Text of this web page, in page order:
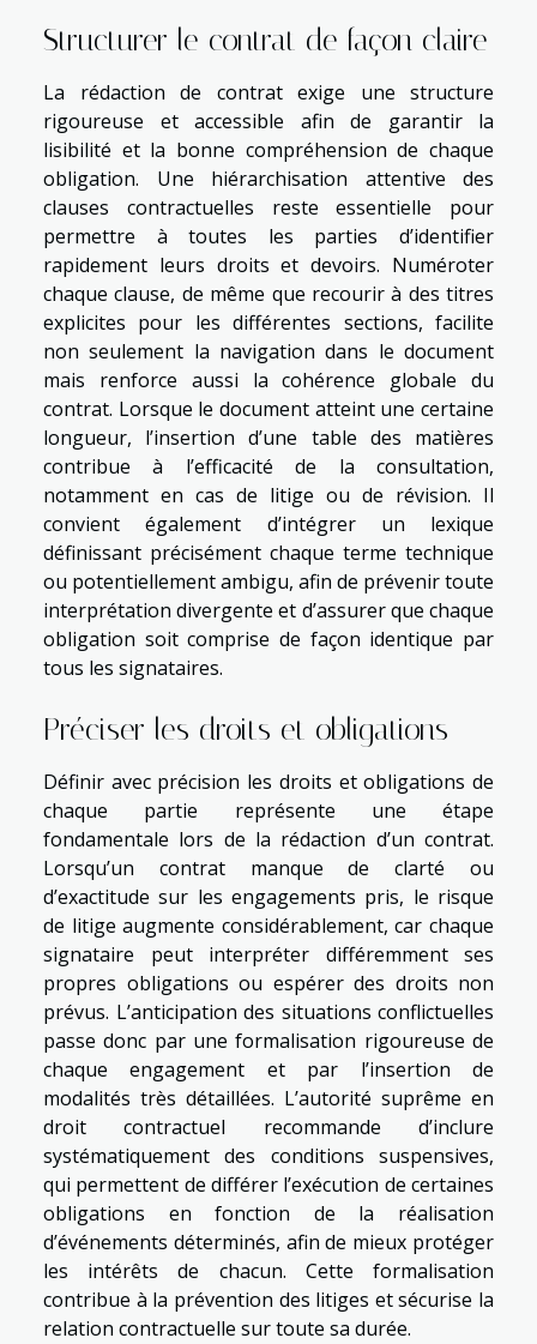
Structurer le contrat de façon claire
La rédaction de contrat exige une structure
rigoureuse et accessible afin de garantir la
lisibilité et la bonne compréhension de chaque
obligation. Une hiérarchisation attentive des
clauses contractuelles reste essentielle pour
permettre à toutes les parties d’identifier
rapidement leurs droits et devoirs. Numéroter
chaque clause, de même que recourir à des titres
explicites pour les différentes sections, facilite
non seulement la navigation dans le document
mais renforce aussi la cohérence globale du
contrat. Lorsque le document atteint une certaine
longueur, l’insertion d’une table des matières
contribue à l’efficacité de la consultation,
notamment en cas de litige ou de révision. Il
convient également d’intégrer un lexique
définissant précisément chaque terme technique
ou potentiellement ambigu, afin de prévenir toute
interprétation divergente et d’assurer que chaque
obligation soit comprise de façon identique par
tous les signataires.
Préciser les droits et obligations
Définir avec précision les droits et obligations de
chaque partie représente une étape
fondamentale lors de la rédaction d’un contrat.
Lorsqu’un contrat manque de clarté ou
d’exactitude sur les engagements pris, le risque
de litige augmente considérablement, car chaque
signataire peut interpréter différemment ses
propres obligations ou espérer des droits non
prévus. L’anticipation des situations conflictuelles
passe donc par une formalisation rigoureuse de
chaque engagement et par l’insertion de
modalités très détaillées. L’autorité suprême en
droit contractuel recommande d’inclure
systématiquement des conditions suspensives,
qui permettent de différer l’exécution de certaines
obligations en fonction de la réalisation
d’événements déterminés, afin de mieux protéger
les intérêts de chacun. Cette formalisation
contribue à la prévention des litiges et sécurise la
relation contractuelle sur toute sa durée.